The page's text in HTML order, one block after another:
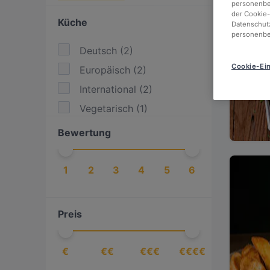
Küche
Deutsch (2)
Europäisch (2)
International (2)
Vegetarisch (1)
Bewertung
1 2 3 4 5 6
Preis
€ €€ €€€ €€€€
der
Cookie-